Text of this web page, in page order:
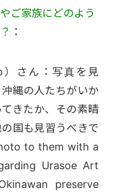
ご家族にどのよう
：
さん：写真を見
縄の人たちがいか
きたか、その素晴
国も見習うべきで
to them with a
Urasoe Art
preserve